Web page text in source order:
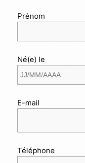
Prénom
Né(e) le
E-mail
Téléphone